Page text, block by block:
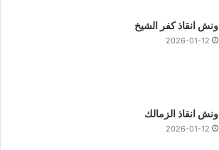
ونش انقاذ كفر الشيخ
2026-01-12
ونش انقاذ الزمالك
2026-01-12